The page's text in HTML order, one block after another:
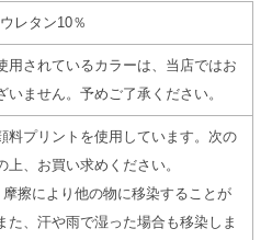
レタン10％
用されているカラーは、当店ではお
いません。予めご了承ください。
料プリントを使用しています。次の
上、お買い求めください。
擦により他の物に移染することが
た、汗や雨で湿った場合も移染しま